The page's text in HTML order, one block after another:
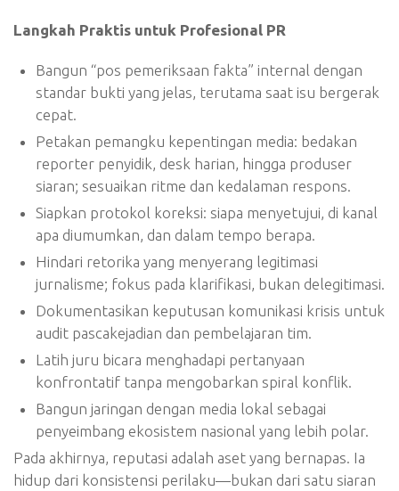
Langkah Praktis untuk Profesional PR
Bangun “pos pemeriksaan fakta” internal dengan
standar bukti yang jelas, terutama saat isu bergerak
cepat.
Petakan pemangku kepentingan media: bedakan
reporter penyidik, desk harian, hingga produser
siaran; sesuaikan ritme dan kedalaman respons.
Siapkan protokol koreksi: siapa menyetujui, di kanal
apa diumumkan, dan dalam tempo berapa.
Hindari retorika yang menyerang legitimasi
jurnalisme; fokus pada klarifikasi, bukan delegitimasi.
Dokumentasikan keputusan komunikasi krisis untuk
audit pascakejadian dan pembelajaran tim.
Latih juru bicara menghadapi pertanyaan
konfrontatif tanpa mengobarkan spiral konflik.
Bangun jaringan dengan media lokal sebagai
penyeimbang ekosistem nasional yang lebih polar.
Pada akhirnya, reputasi adalah aset yang bernapas. Ia
hidup dari konsistensi perilaku—bukan dari satu siaran